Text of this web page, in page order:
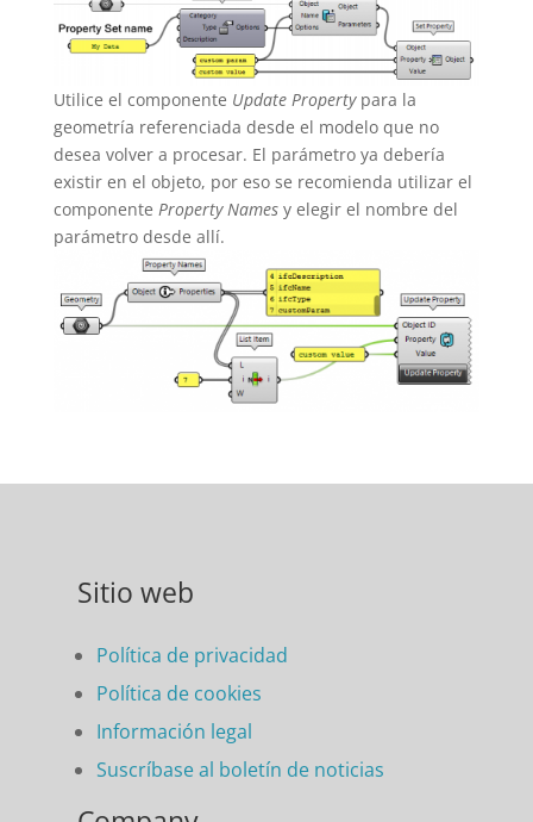
Utilice el componente Update Propertypara la
geometría referenciada desde el modelo que no
desea volver a procesar. El parámetro ya debería
existir en el objeto, por eso se recomienda utilizar el
componente Property Namesy elegir el nombre del
parámetro desde allí.
Sitio web
Política de privacidad
Política de cookies
Información legal
Suscríbase al boletín de noticias